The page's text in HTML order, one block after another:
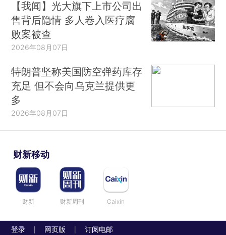
【我闻】光大旗下上市公司出
售背后隐情 多人卷入医疗腐
败案被查
2026年08月07日
特朗普坚称美国防空弹药库存
充足 但不会向乌克兰提供更
多
2026年08月07日
财新移动
财新 财新周刊 Caixin
登录 网页版 订阅电邮